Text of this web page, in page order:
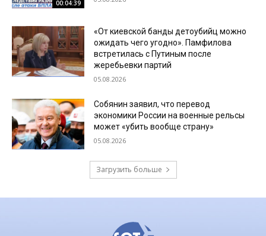
00:04:39
«От киевской банды детоубийц можно
ожидать чего угодно». Памфилова
встретилась с Путиным после
жеребьевки партий
05.08.2026
Собянин заявил, что перевод
экономики России на военные рельсы
может «убить вообще страну»
05.08.2026
Загрузить больше